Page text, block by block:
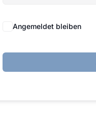
Angemeldet bleiben